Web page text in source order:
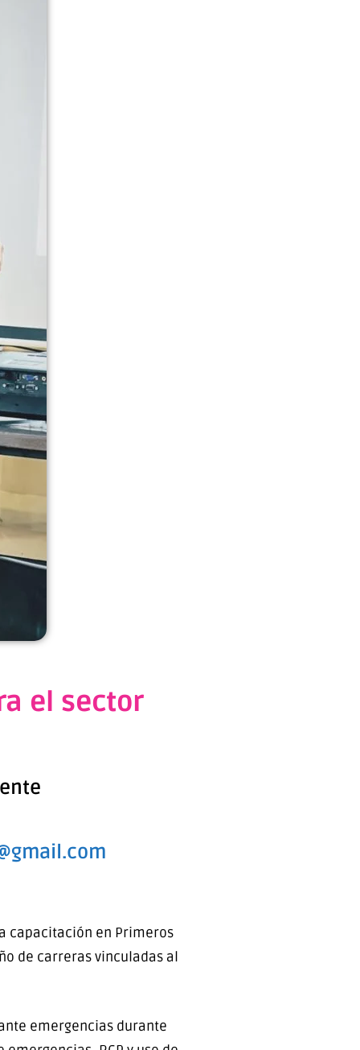
el sector
capacitación en Primeros
de carreras vinculadas al
emergencias durante